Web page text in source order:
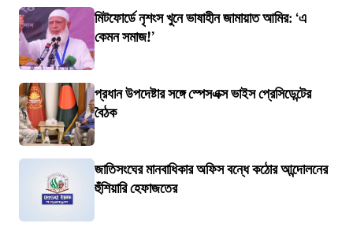
মিটফোর্ডে নৃশংস খুনে ভাষাহীন জামায়াত আমির: ‘এ
কেমন সমাজ!’
প্রধান উপদেষ্টার সঙ্গে স্পেসএক্স ভাইস প্রেসিডেন্টের
বৈঠক
জাতিসংঘের মানবাধিকার অফিস বন্ধে কঠোর আন্দোলনের
হুঁশিয়ারি হেফাজতের